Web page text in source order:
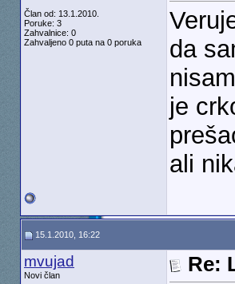
Član od: 13.1.2010.
Poruke: 3
Zahvalnice: 0
Zahvaljeno 0 puta na 0 poruka
da
je
ali
15.1.2010, 16:22
mvujad
Novi član
Re: